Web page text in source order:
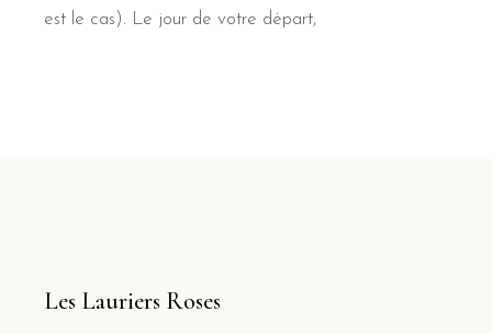
est le cas). Le jour de votre départ,
Les Lauriers Roses